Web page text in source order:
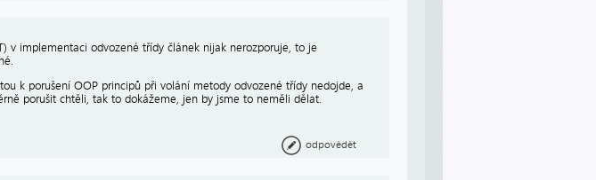
v implementaci odvozené třídy článek nijak nerozporuje, to je
k porušení OOP principů při volání metody odvozené třídy nedojde, a
porušit chtěli, tak to dokážeme, jen by jsme to neměli dělat.
odpovědět